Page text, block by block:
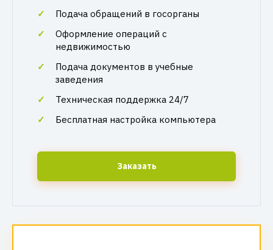
Подача обращений в госорганы
Оформление операций с
недвижимостью
Подача документов в учебные
заведения
Техническая поддержка 24/7
Бесплатная настройка компьютера
Заказать